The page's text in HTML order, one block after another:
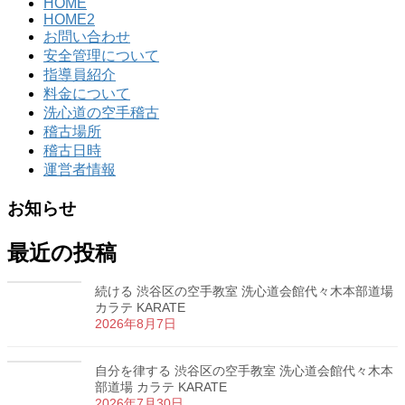
HOME
HOME2
お問い合わせ
安全管理について
指導員紹介
料金について
洗心道の空手稽古
稽古場所
稽古日時
運営者情報
お知らせ
最近の投稿
続ける 渋谷区の空手教室 洗心道会館代々木本部道場
カラテ KARATE
2026年8月7日
自分を律する 渋谷区の空手教室 洗心道会館代々木本
部道場 カラテ KARATE